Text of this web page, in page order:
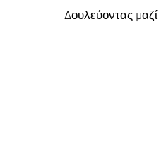
Δουλεύοντας μαζί